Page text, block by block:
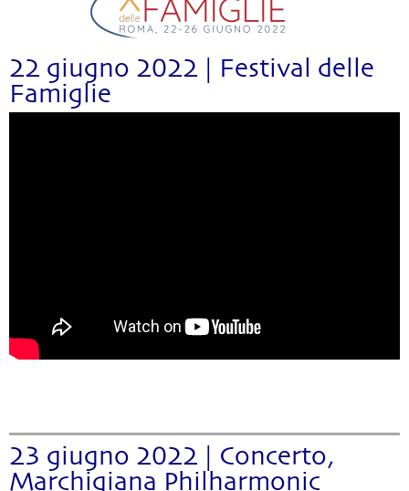
22 giugno 2022 | Festival delle
Famiglie
23 giugno 2022 | Concerto,
Marchigiana Philharmonic